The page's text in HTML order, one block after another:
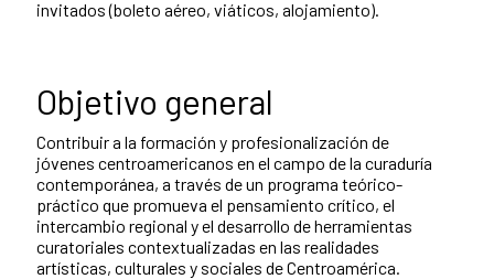
invitados (boleto aéreo, viáticos, alojamiento).
Objetivo general
Contribuir a la formación y profesionalización de
jóvenes centroamericanos en el campo de la curaduría
contemporánea, a través de un programa teórico-
práctico que promueva el pensamiento crítico, el
intercambio regional y el desarrollo de herramientas
curatoriales contextualizadas en las realidades
artísticas, culturales y sociales de Centroamérica.